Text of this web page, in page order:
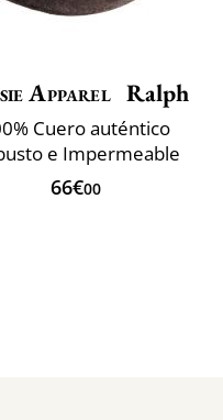
Apparel Ralph
Cuero auténtico
e Impermeable
66€00